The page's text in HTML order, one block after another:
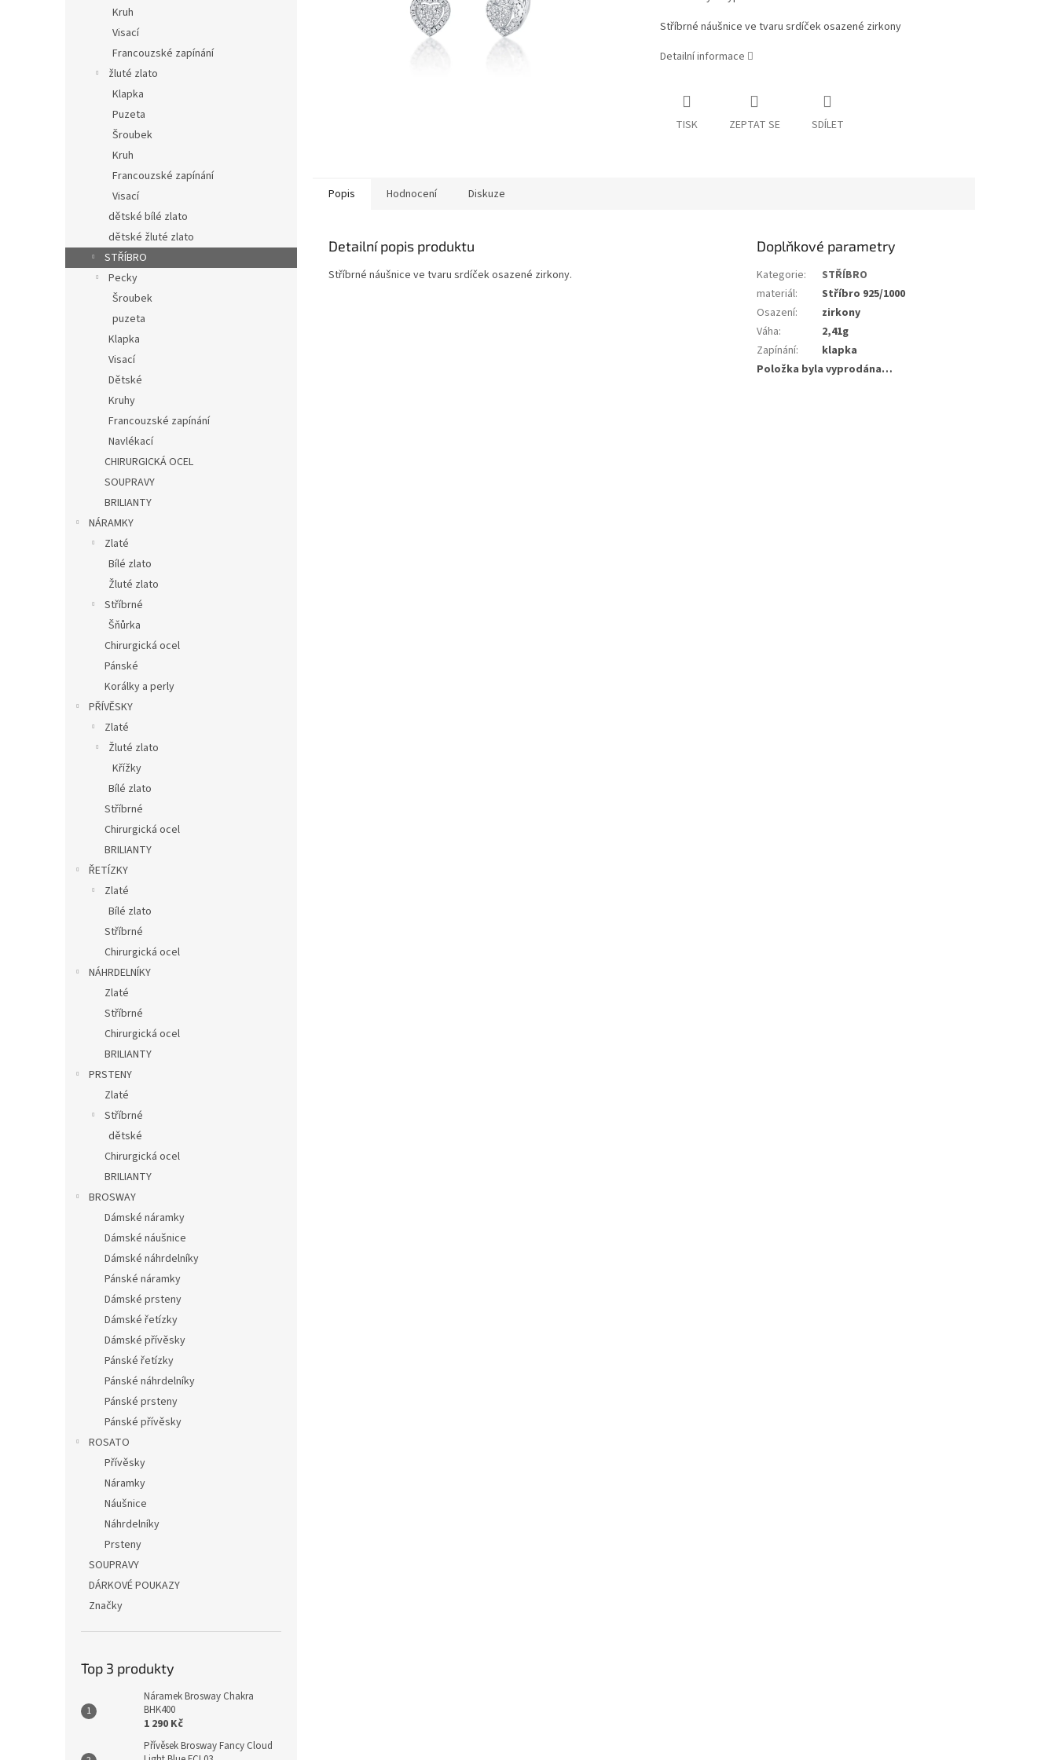
Kruh
Visací
Francouzské zapínání
žluté zlato
Klapka
Puzeta
Šroubek
Kruh
Francouzské zapínání
Visací
dětské bílé zlato
dětské žluté zlato
STŘÍBRO
Pecky
Šroubek
puzeta
Klapka
Visací
Dětské
Kruhy
Francouzské zapínání
Navlékací
CHIRURGICKÁ OCEL
SOUPRAVY
BRILIANTY
NÁRAMKY
Zlaté
Bílé zlato
Žluté zlato
Stříbrné
Šňůrka
Chirurgická ocel
Pánské
Korálky a perly
PŘÍVĚSKY
Zlaté
Žluté zlato
Křížky
Bílé zlato
Stříbrné
Chirurgická ocel
BRILIANTY
ŘETÍZKY
Zlaté
Bílé zlato
Stříbrné
Chirurgická ocel
NÁHRDELNÍKY
Zlaté
Stříbrné
Chirurgická ocel
BRILIANTY
PRSTENY
Zlaté
Stříbrné
dětské
Chirurgická ocel
BRILIANTY
BROSWAY
Dámské náramky
Dámské náušnice
Dámské náhrdelníky
Pánské náramky
Dámské prsteny
Dámské řetízky
Dámské přívěsky
Pánské řetízky
Pánské náhrdelníky
Pánské prsteny
Pánské přívěsky
ROSATO
Přívěsky
Náramky
Náušnice
Náhrdelníky
Prsteny
SOUPRAVY
DÁRKOVÉ POUKAZY
Značky
Top 3 produkty
Náramek Brosway Chakra
BHK400
1 290 Kč
Přívěsek Brosway Fancy Cloud
Stříbrné náušnice ve tvaru srdíček osazené zirkony
Detailní informace
TISK ZEPTAT SE SDÍLET
Popis Hodnocení Diskuze
Detailní popis produktu
Stříbrné náušnice ve tvaru srdíček osazené zirkony.
Doplňkové parametry
Kategorie:
STŘÍBRO
materiál:
Stříbro 925/1000
Osazení:
zirkony
Váha:
2,41g
Zapínání:
klapka
Položka byla vyprodána…